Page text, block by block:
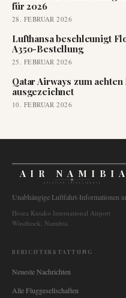
für 2026
28. FEBRUAR 2026
Lufthansa beschleunigt
A350-Bestellung
25. FEBRUAR 2026
Qatar Airways zum
ausgezeichnet
10. FEBRUAR 2026
AIR NAMIBIA
AVIATION INTELLIGENCE
Unabhängige Luftfahrt-Informationen
Hosea Kutako International Airport
Windhoek, Namibia
BERICHTERSTATTUNG
Neueste Nachrichten
Alle Fluggesellschaften